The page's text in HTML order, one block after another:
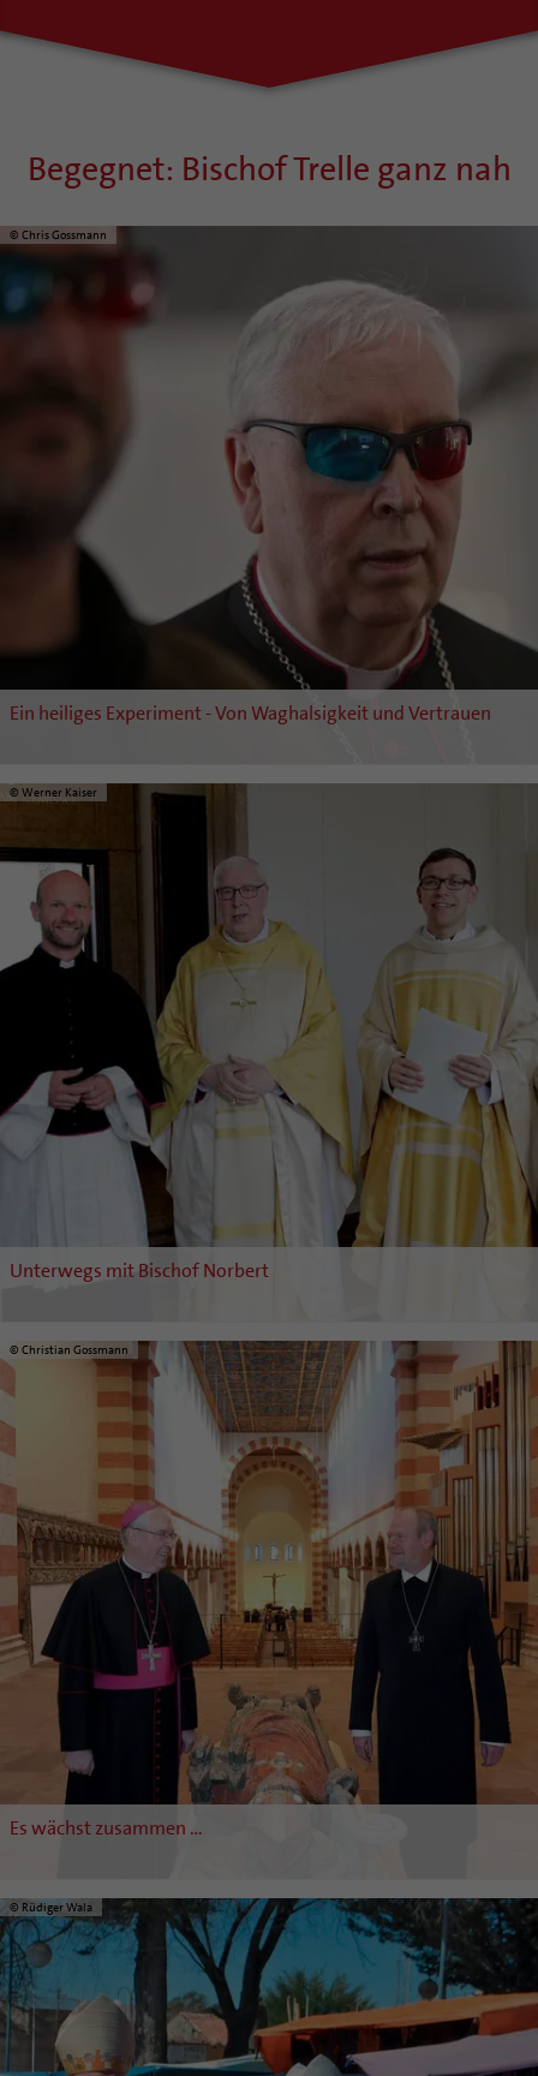
Begegnet: Bischof Trelle ganz nah
© Chris Gossmann
Ein heiliges Experiment - Von Waghalsigkeit und Vertrauen
© Werner Kaiser
Unterwegs mit Bischof Norbert
© Christian Gossmann
Es wächst zusammen …
© Rüdiger Wala